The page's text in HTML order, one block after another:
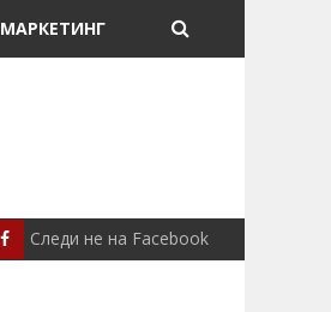
МАРКЕТИНГ
СЦЕНА СЕВЕРИНА ВО
Следи не на Facebook